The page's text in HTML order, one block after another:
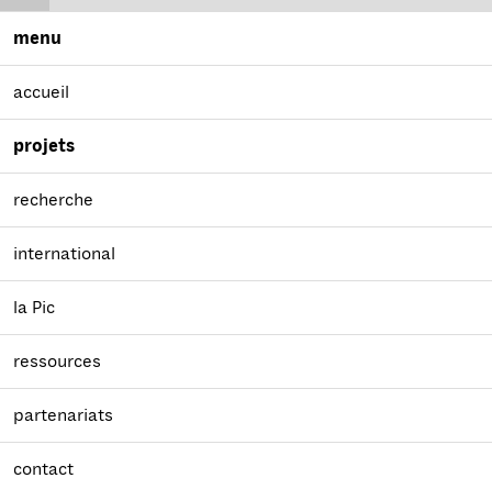
menu
accueil
projets
recherche
international
la Pic
ressources
partenariats
contact